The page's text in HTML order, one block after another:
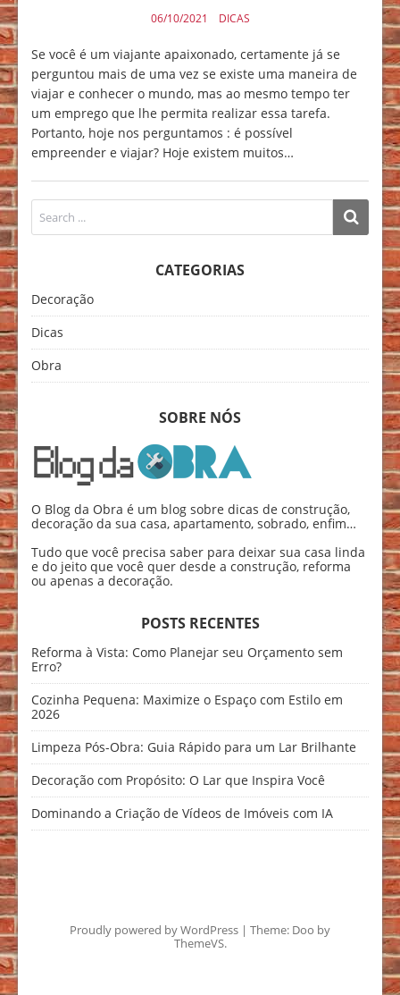
06/10/2021 DICAS
Se você é um viajante apaixonado, certamente já se
perguntou mais de uma vez se existe uma maneira de
viajar e conhecer o mundo, mas ao mesmo tempo ter
um emprego que lhe permita realizar essa tarefa.
Portanto, hoje nos perguntamos : é possível
empreender e viajar? Hoje existem muitos…
CATEGORIAS
Decoração
Dicas
Obra
SOBRE NÓS
O Blog da Obra é um blog sobre dicas de construção,
decoração da sua casa, apartamento, sobrado, enfim…
Tudo que você precisa saber para deixar sua casa linda
e do jeito que você quer desde a construção, reforma
ou apenas a decoração.
POSTS RECENTES
Reforma à Vista: Como Planejar seu Orçamento sem
Erro?
Cozinha Pequena: Maximize o Espaço com Estilo em
2026
Limpeza Pós-Obra: Guia Rápido para um Lar Brilhante
Decoração com Propósito: O Lar que Inspira Você
Dominando a Criação de Vídeos de Imóveis com IA
Proudly powered by WordPress | Theme: Doo by
ThemeVS.